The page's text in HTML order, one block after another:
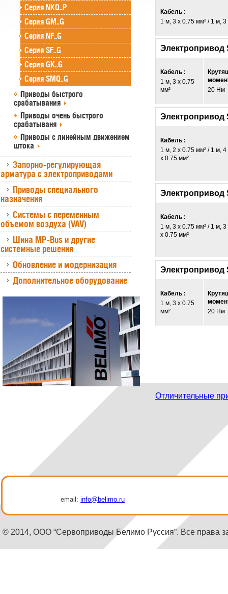
Серия NKQ..P
Серия GM..G
Серия NF..G
Серия SF..G
Серия GK..G
Серия SMQ..G
Приводы быстрого
срабатывания
Приводы очень быстрого
срабатываня
Приводы с линейным движением
штока
Запорно-регулирующая
арматура с электроприводами
Приводы специального
назначения
Системы с переменным
объемом воздуха (VAV)
Шина MP-Bus и другие
системные решения
Обновление и модернизация
Дополнительное оборудование
Кабель :
1 м, 3 x 0.75 мм² / 1 м,
Электропривод
Кабель :
1 м, 3 x 0.75
мм²
20 Нм
Электропривод
Кабель :
1 м, 2 x 0.75 мм² / 1 м, 4
x 0.75 мм²
Электропривод
Кабель :
1 м, 3 x 0.75 мм² / 1 м, 3
x 0.75 мм²
Электропривод
Кабель :
1 м, 3 x 0.75
мм²
20 Нм
Отличительные
email: info@belimo.ru
© 2014, ООО “Сервоприводы Белимо Руссия”. Все права